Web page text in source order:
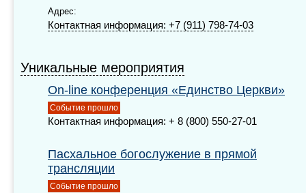
Адрес:
Контактная информация: +7 (911) 798-74-03
Уникальные мероприятия
On-line конференция «Единство Церкви»
Событие прошло
Контактная информация: + 8 (800) 550-27-01
Пасхальное богослужение в прямой
трансляции
Событие прошло